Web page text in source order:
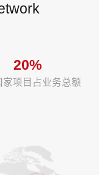
20%
家项目占业务总额